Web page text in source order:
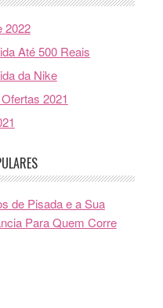
2022
Até 500 Reais
da Nike
2021
de Pisada e a Sua
Para Quem Corre